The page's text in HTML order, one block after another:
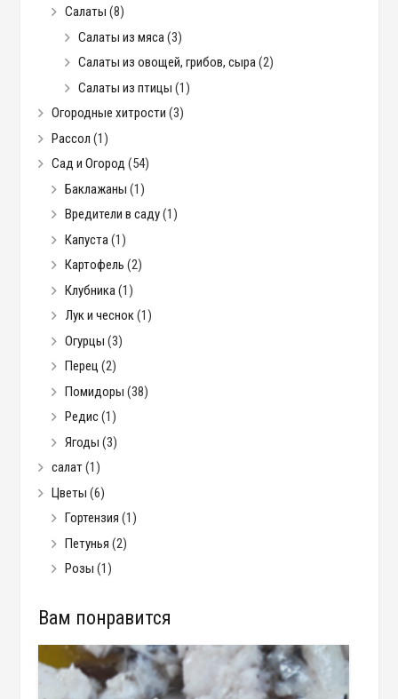
Салаты (8)
Салаты из мяса(3)
Салаты из овощей, грибов, сыра(2)
Салаты из птицы (1)
Огородные хитрости (3)
Рассол (1)
Сад и Огород (54)
Баклажаны (1)
Вредители в саду(1)
Капуста(1)
Картофель (2)
Клубника(1)
Лук и чеснок(1)
Огурцы (3)
Перец (2)
Помидоры (38)
Редис(1)
Ягоды (3)
салат(1)
Цветы (6)
Гортензия (1)
Петунья (2)
Розы (1)
Вам понравится